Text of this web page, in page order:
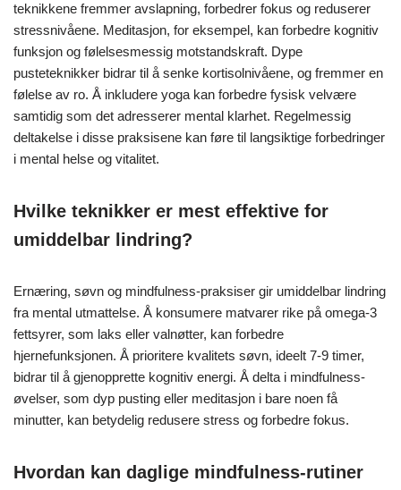
teknikkene fremmer avslapning, forbedrer fokus og reduserer
stressnivåene. Meditasjon, for eksempel, kan forbedre kognitiv
funksjon og følelsesmessig motstandskraft. Dype
pusteteknikker bidrar til å senke kortisolnivåene, og fremmer en
følelse av ro. Å inkludere yoga kan forbedre fysisk velvære
samtidig som det adresserer mental klarhet. Regelmessig
deltakelse i disse praksisene kan føre til langsiktige forbedringer
i mental helse og vitalitet.
Hvilke teknikker er mest effektive for
umiddelbar lindring?
Ernæring, søvn og mindfulness-praksiser gir umiddelbar lindring
fra mental utmattelse. Å konsumere matvarer rike på omega-3
fettsyrer, som laks eller valnøtter, kan forbedre
hjernefunksjonen. Å prioritere kvalitets søvn, ideelt 7-9 timer,
bidrar til å gjenopprette kognitiv energi. Å delta i mindfulness-
øvelser, som dyp pusting eller meditasjon i bare noen få
minutter, kan betydelig redusere stress og forbedre fokus.
Hvordan kan daglige mindfulness-rutiner